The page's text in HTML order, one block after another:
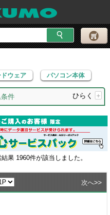
ェア パソコン本体
ウェア パソコン本体
件 ひらく +
結果 1960件が該当しました。
次へ>>